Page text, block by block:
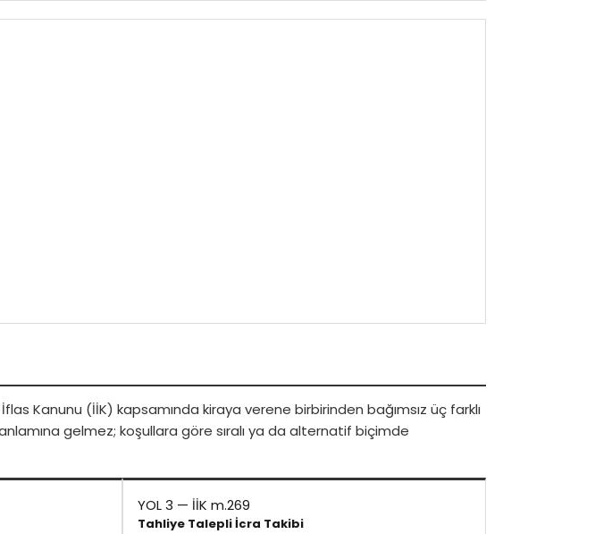
Kanunu (İİK) kapsamında kiraya verene birbirinden bağımsız üç farklı
gelmez; koşullara göre sıralı ya da alternatif biçimde
YOL 3 — İİK m.269
Tahliye Talepli İcra Takibi